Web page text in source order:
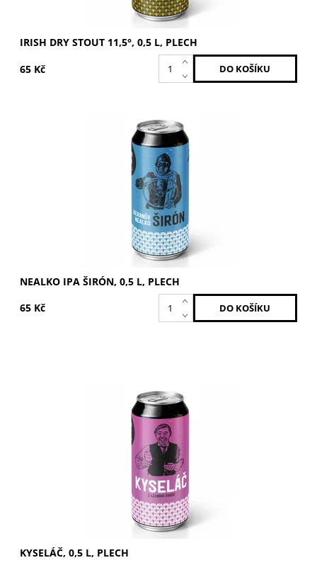
IRISH DRY STOUT 11,5°, 0,5 L, PLECH
65 Kč
Svrchně kvašené nealko pivo s obsahem alkoholu do 0,5
Skladem >5 ks
NEALKO IPA ŠIRÓN, 0,5 L, PLECH
65 Kč
Svrchně kvašené výčepní pivo. Stupňovitost: 8°.
Momentálně nedostupné
KYSELÁČ, 0,5 L, PLECH